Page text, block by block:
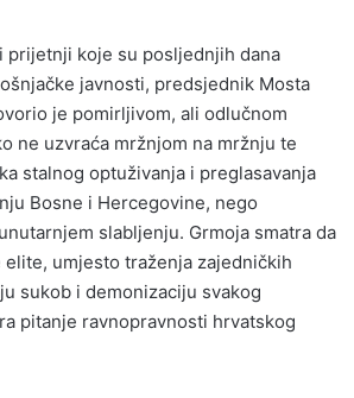
prijetnji koje su posljednjih dana
javnosti, predsjednik Mosta
je pomirljivom, ali odlučnom
ne uzvraća mržnjom na mržnju te
stalnog optuživanja i preglasavanja
Bosne i Hercegovine, nego
slabljenju. Grmoja smatra da
umjesto traženja zajedničkih
sukob i demonizaciju svakog
pitanje ravnopravnosti hrvatskog